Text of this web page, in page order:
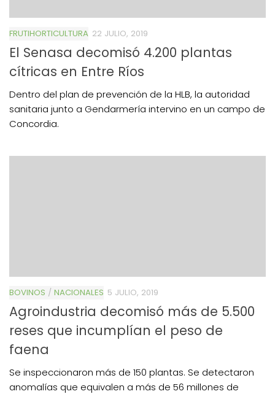
FRUTIHORTICULTURA 22 JULIO, 2019
El Senasa decomisó 4.200 plantas
cítricas en Entre Ríos
Dentro del plan de prevención de la HLB, la autoridad
sanitaria junto a Gendarmería intervino en un campo de
Concordia.
BOVINOS / NACIONALES 5 JULIO, 2019
Agroindustria decomisó más de 5.500
reses que incumplían el peso de
faena
Se inspeccionaron más de 150 plantas. Se detectaron
anomalías que equivalen a más de 56 millones de